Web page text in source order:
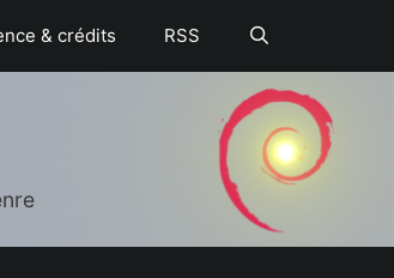
& crédits RSS